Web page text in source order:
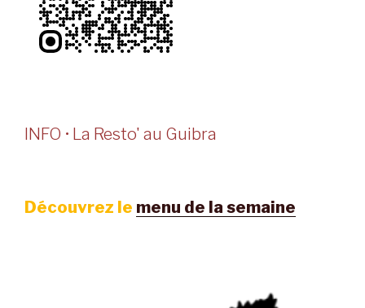
INFO • La Resto' au Guibra
Découvrez le menu de la semaine